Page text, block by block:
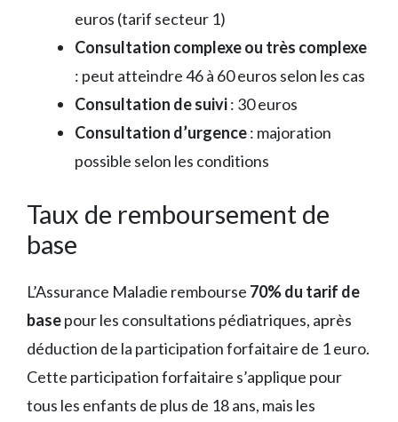
euros (tarif secteur 1)
Consultation complexe ou très complexe
: peut atteindre 46 à 60 euros selon les cas
Consultation de suivi: 30 euros
Consultation d’urgence: majoration
possible selon les conditions
Taux de remboursement de
base
L’Assurance Maladie rembourse 70% du tarif de
basepour les consultations pédiatriques, après
déduction de la participation forfaitaire de 1 euro.
Cette participation forfaitaire s’applique pour
tous les enfants de plus de 18 ans, mais les